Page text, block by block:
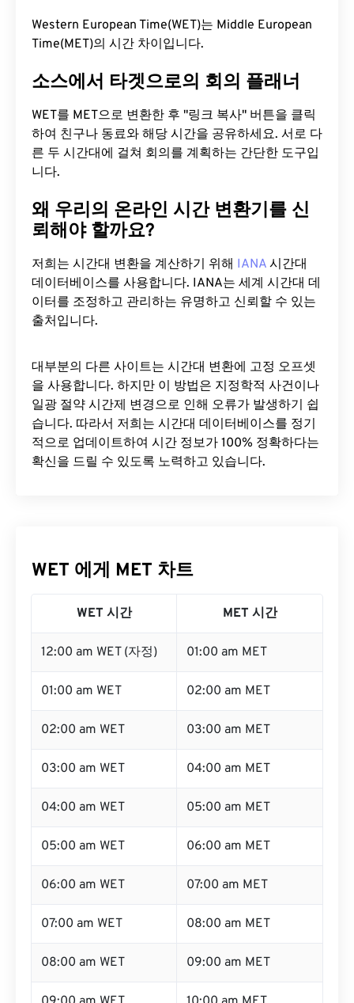
Western European Time(WET)는 Middle European
Time(MET)의 시간 차이입니다.
소스에서 타겟으로의 회의 플래너
WET를 MET으로 변환한 후 "링크 복사" 버튼을 클릭
하여 친구나 동료와 해당 시간을 공유하세요. 서로 다
른 두 시간대에 걸쳐 회의를 계획하는 간단한 도구입
니다.
왜 우리의 온라인 시간 변환기를 신
뢰해야 할까요?
저희는 시간대 변환을 계산하기 위해 IANA 시간대
데이터베이스를 사용합니다. IANA는 세계 시간대 데
이터를 조정하고 관리하는 유명하고 신뢰할 수 있는
출처입니다.
대부분의 다른 사이트는 시간대 변환에 ​​고정 오프셋
을 사용합니다. 하지만 이 방법은 지정학적 사건이나
일광 절약 시간제 변경으로 인해 오류가 발생하기 쉽
습니다. 따라서 저희는 시간대 데이터베이스를 정기
적으로 업데이트하여 시간 정보가 100% 정확하다는
확신을 드릴 수 있도록 노력하고 있습니다.
WET 에게 MET 차트
WET 시간 MET 시간
12:00 am WET (자정) 01:00 am MET
01:00 am WET 02:00 am MET
02:00 am WET 03:00 am MET
03:00 am WET 04:00 am MET
04:00 am WET 05:00 am MET
05:00 am WET 06:00 am MET
06:00 am WET 07:00 am MET
07:00 am WET 08:00 am MET
08:00 am WET 09:00 am MET